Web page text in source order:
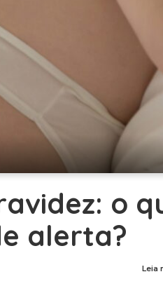
o
alerta?
Leia